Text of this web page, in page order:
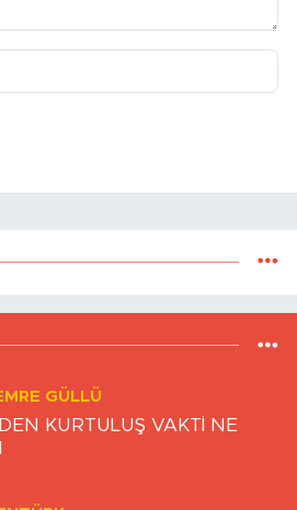
GÜLLÜ
KURTULUŞ VAKTİ NE